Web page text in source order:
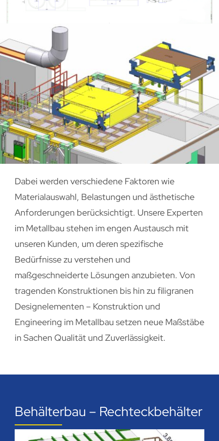
Dabei werden verschiedene Faktoren wie
Materialauswahl, Belastungen und ästhetische
Anforderungen berücksichtigt. UnsereExperten
im Metallbau stehen im engen Austausch mit
unseren Kunden, um deren spezifische
Bedürfnisse zu verstehen und
maßgeschneiderte Lösungen anzubieten. Von
tragenden Konstruktionen bis hin zu filigranen
Designelementen – Konstruktion und
Engineering im Metallbau setzen neue Maßstäbe
in Sachen Qualität und Zuverlässigkeit.
Behälterbau – Rechteckbehälter